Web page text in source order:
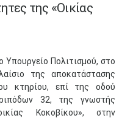
της «Οικίας
Υπουργείο Πολιτισμού, στο
της αποκατάστασης
κτηρίου, επί της οδού
32, της γνωστής
Κοκοβίκου», στην